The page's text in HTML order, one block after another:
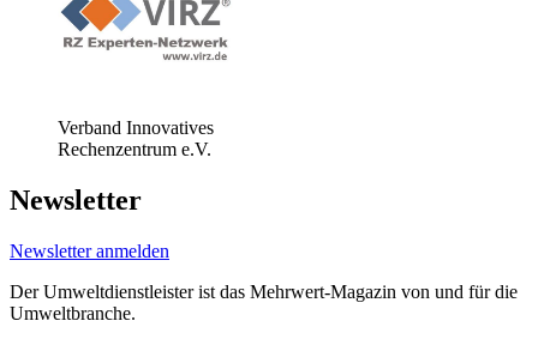
Verband Innovatives
Rechenzentrum e.V.
Newsletter
Newsletter anmelden
Der Umweltdienstleister ist das Mehrwert-Magazin von und für die
Umweltbranche.